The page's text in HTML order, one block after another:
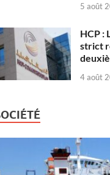
5 août
HCP :
strict
4 août